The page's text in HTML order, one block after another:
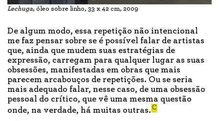
Lechuga, óleo sobre linho, 33 x 42 cm, 2009
De algum modo, essa repetição não intencional
me faz pensar sobre se é possível falar de artistas
que, ainda que mudem suas estratégias de
expressão, carregam para qualquer lugar as suas
obsessões, manifestadas em obras que mais
parecem arcabouços de repetições. Ou se seria
mais adequado falar, nesse caso, de uma obsessão
pessoal do crítico, que vê uma mesma questão
onde, na verdade, há muitas outras.